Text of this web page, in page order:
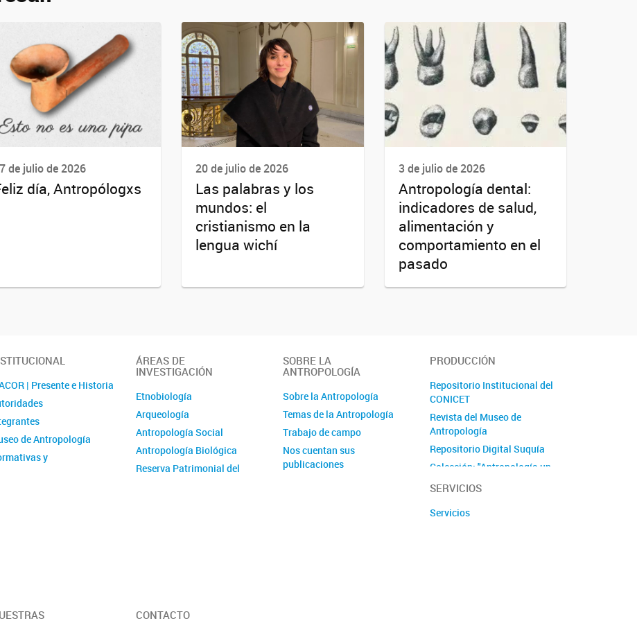
de julio de 2026
día, Antropólogxs
20 de julio de 2026
Las palabras y los
mundos: el
cristianismo en la
lengua wichí
3 de julio de 2026
Antropología dental:
indicadores de salud,
alimentación y
comportamiento en el
pasado
| Presente e Historia
de Antropología
y
ÁREAS DE
INVESTIGACIÓN
Etnobiología
Arqueología
Antropología Social
Antropología Biológica
Reserva Patrimonial del
SOBRE LA
ANTROPOLOGÍA
Sobre la Antropología
Temas de la Antropología
Trabajo de campo
Nos cuentan sus
publicaciones
PRODUCCIÓN
Repositorio Institucional del
CONICET
Revista del Museo de
Antropología
Repositorio Digital Suquía
Colección: "Antropología un
Patrimonio''
SERVICIOS
Servicios
CONTACTO